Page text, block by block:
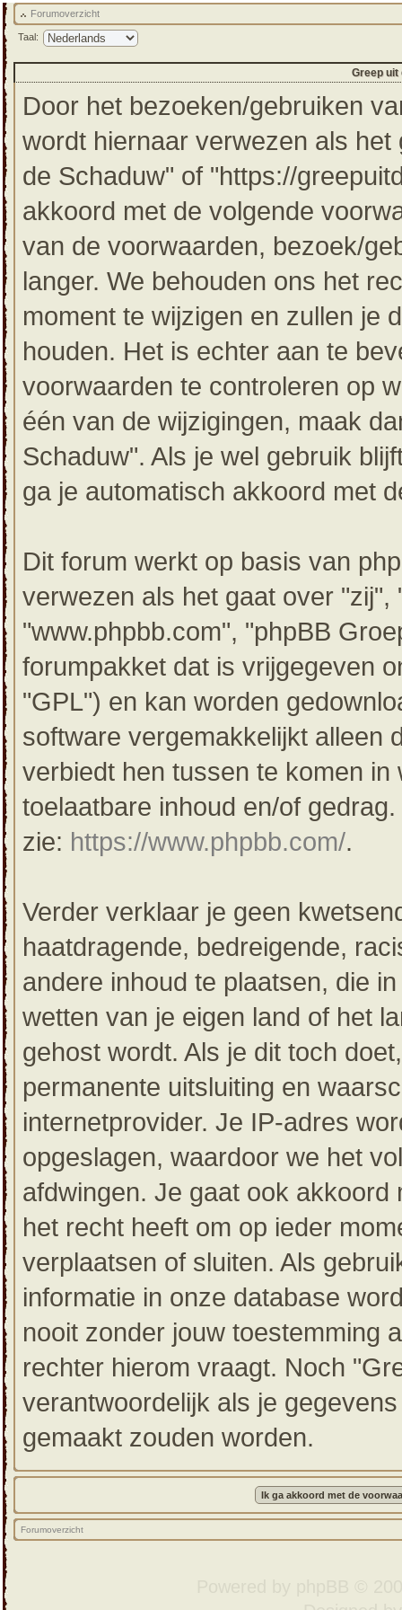
Forumoverzicht
Taal:
Greep uit
Door het bezoeken/gebruiken
wordt hiernaar verwezen als
de Schaduw" of "https://
akkoord met de volgende
van de voorwaarden, bezoek/
langer. We behouden ons het
moment te wijzigen en zullen je
houden. Het is echter aan te
voorwaarden te controleren op
één van de wijzigingen, maak
Schaduw". Als je wel gebruik
ga je automatisch akkoord met
Dit forum werkt op basis van
verwezen als het gaat over
"www.phpbb.com", "phpBB
forumpakket dat is vrijgegeven
"GPL") en kan worden
software vergemakkelijkt alleen
verbiedt hen tussen te komen
toelaatbare inhoud en/of
zie: https://www.phpbb.com/.
Verder verklaar je geen
haatdragende, bedreigende,
andere inhoud te plaatsen, die
wetten van je eigen land of het
gehost wordt. Als je dit toch
permanente uitsluiting en
internetprovider. Je IP-adres
opgeslagen, waardoor we het
afdwingen. Je gaat ook
het recht heeft om op ieder
verplaatsen of sluiten. Als
informatie in onze database
nooit zonder jouw toestemming
rechter hierom vraagt. Noch
verantwoordelijk als je
gemaakt zouden worden.
Forumoverzicht